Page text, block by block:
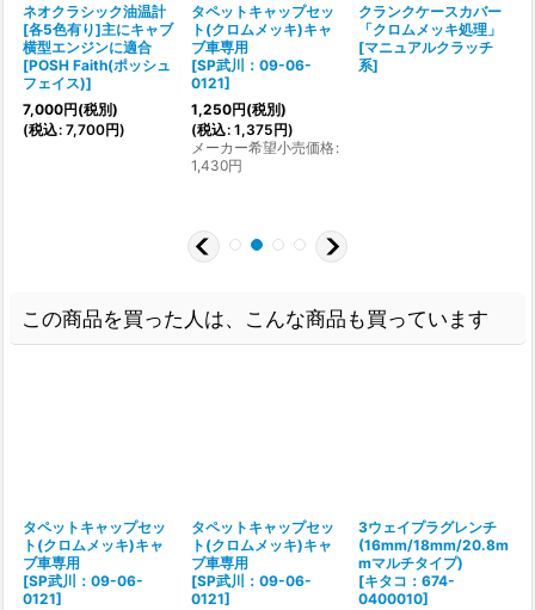
ネオクラシック油温計
[各5色有り]主にキャブ
横型エンジンに適合
[POSH Faith(ポッシュ
フェイス)]
7,000円(税別)
(税込: 7,700円)
タペットキャップセッ
ト(クロムメッキ)キャ
ブ車専用
[SP武川：09-06-
0121]
1,250円(税別)
(税込: 1,375円)
メーカー希望小売価格:
1,430円
クランクケースカバー
「クロムメッキ処理」
[マニュアルクラッチ
系]
この商品を買った人は、こんな商品も買っています
タペットキャップセッ
ト(クロムメッキ)キャ
ブ車専用
[SP武川：09-06-
0121]
タペットキャップセッ
ト(クロムメッキ)キャ
ブ車専用
[SP武川：09-06-
0121]
3ウェイプラグレンチ
(16mm/18mm/20.8m
mマルチタイプ)
[キタコ：674-
0400010]